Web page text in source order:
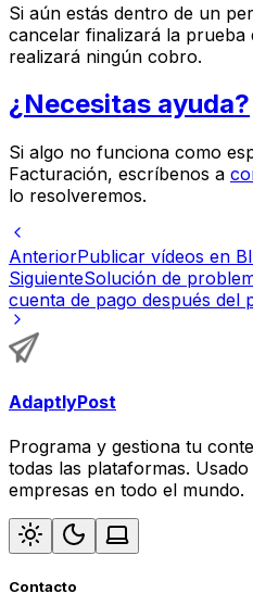
Si aún estás dentro de un
cancelar finalizará la prueba
realizará ningún cobro.
¿Necesitas ayuda?
Si algo no funciona como
Facturación, escríbenos a
lo resolveremos.
AnteriorPublicar vídeos en
SiguienteSolución de
cuenta de pago después del
AdaptlyPost
Programa y gestiona tu
todas las plataformas.
empresas en todo el mundo.
Contacto